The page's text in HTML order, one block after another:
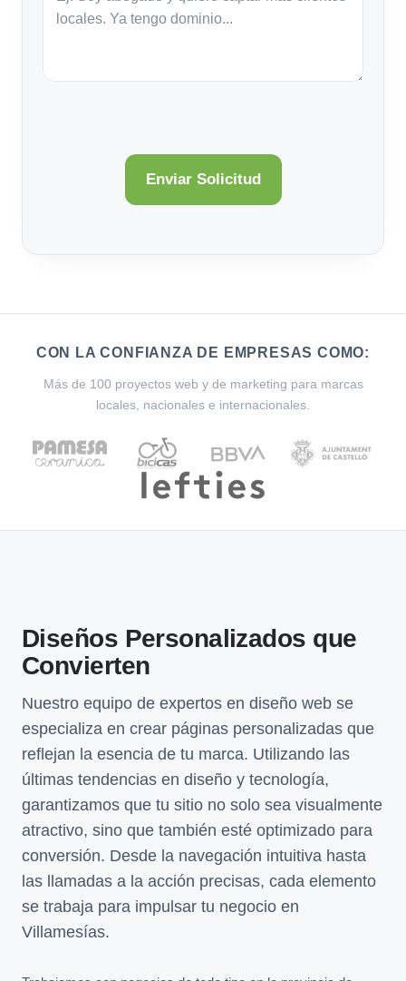
CON LA CONFIANZA DE EMPRESAS COMO:
Más de 100 proyectos web y de marketing para marcas
locales, nacionales e internacionales.
Diseños Personalizados que
Convierten
Nuestro equipo de expertos en diseño web se
especializa en crear páginas personalizadas que
reflejan la esencia de tu marca. Utilizando las
últimas tendencias en diseño y tecnología,
garantizamos que tu sitio no solo sea visualmente
atractivo, sino que también esté optimizado para
conversión. Desde la navegación intuitiva hasta
las llamadas a la acción precisas, cada elemento
se trabaja para impulsar tu negocio en
Villamesías.